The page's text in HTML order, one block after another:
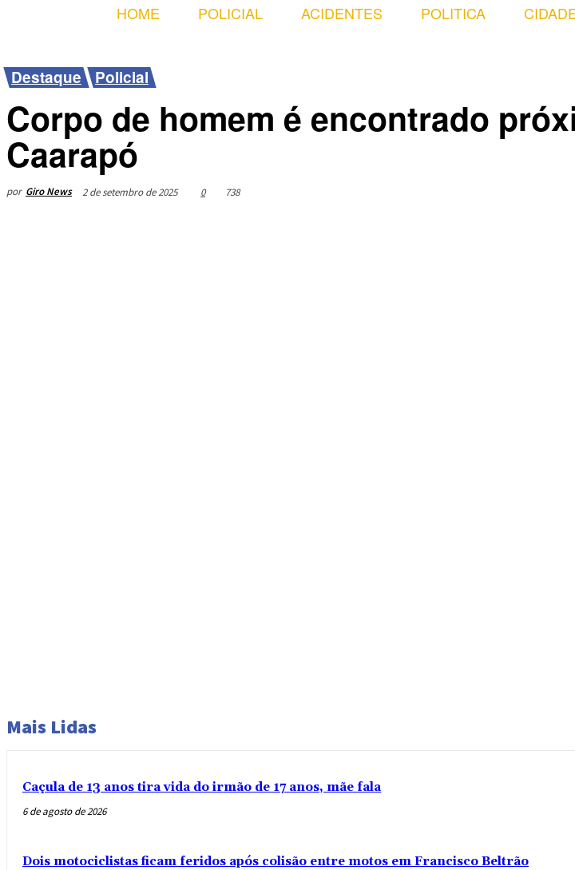
HOME POLICIAL ACIDENTES POLITICA
Destaque Policial
Corpo de homem é encontrado
Caarapó
por Giro News 2 de setembro de 2025 0 738
Mais Lidas
Caçula de 13 anos tira vida do irmão de 17 anos, mãe fala
6 de agosto de 2026
Dois motociclistas ficam feridos após colisão entre motos em Francisco Beltrão